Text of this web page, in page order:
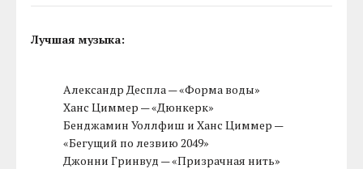
Лучшая музыка:
Александр Деспла — «Форма воды»
Ханс Циммер — «Дюнкерк»
Бенджамин Уоллфиш и Ханс Циммер —
«Бегущий по лезвию 2049»
Джонни Гринвуд — «Призрачная нить»